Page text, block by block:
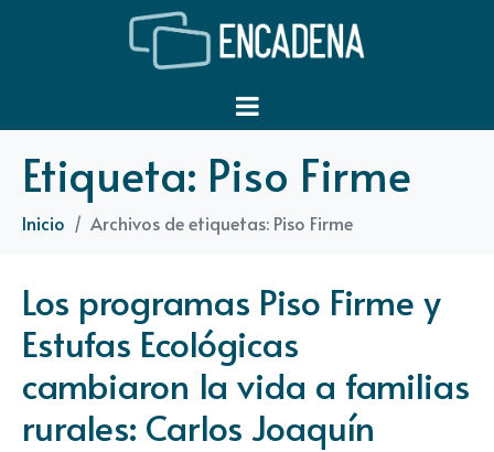
Etiqueta: Piso Firme
Inicio Archivos de etiquetas: Piso Firme
Los programas Piso Firme y
Estufas Ecológicas
cambiaron la vida a familias
rurales: Carlos Joaquín